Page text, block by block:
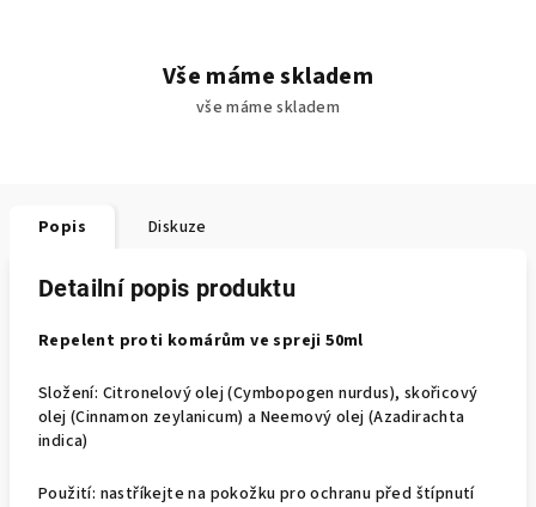
Vše máme skladem
vše máme skladem
Popis Diskuze
Detailní popis produktu
Repelent proti komárům ve spreji 50ml
Složení: Citronelový olej (Cymbopogen nurdus), skořicový
olej (Cinnamon zeylanicum) a Neemový olej (Azadirachta
indica)
Použití: nastříkejte na pokožku pro ochranu před štípnutí